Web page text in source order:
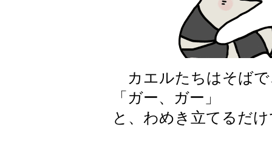
カエルたちはそばで
「ガー、ガー」
と、わめき立てるだ